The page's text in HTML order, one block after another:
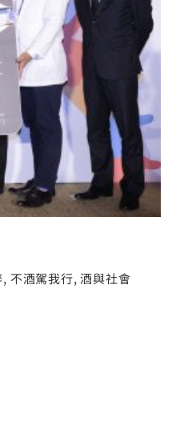
片 首映
, 不酒駕我行,酒與社會